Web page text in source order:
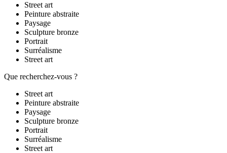
Street art
Peinture abstraite
Paysage
Sculpture bronze
Portrait
Surréalisme
Street art
Que recherchez-vous ?
Street art
Peinture abstraite
Paysage
Sculpture bronze
Portrait
Surréalisme
Street art